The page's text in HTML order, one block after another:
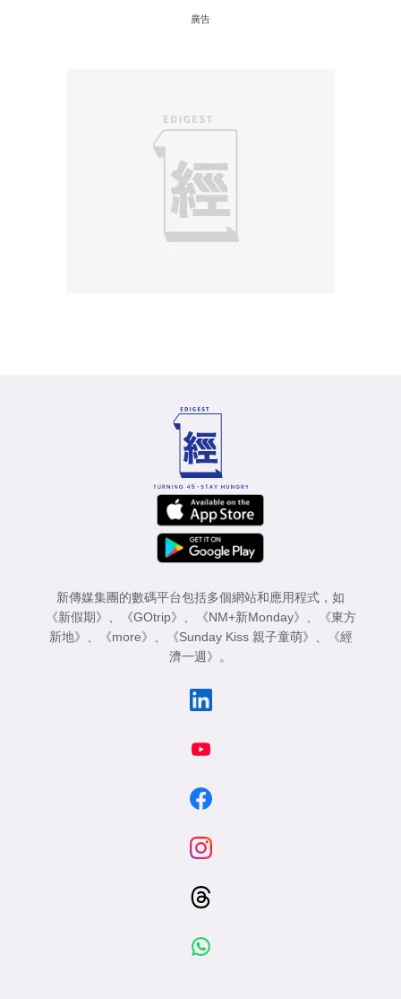
廣告
新傳媒集團的數碼平台包括多個網站和應用程式，如
《新假期》
《GOtrip》 《NM+新Monday》
《東方
新地》
《more》 《Sunday Kiss 親子童萌》
《經
濟一週》
。